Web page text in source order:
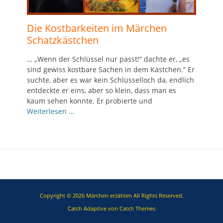
Die Kostbarkeiten im Märchen
Schatzkästchen
… „Wenn der Schlüssel nur passt!“ dachte er, „es
sind gewiss kostbare Sachen in dem Kästchen.“ Er
suchte, aber es war kein Schlüsselloch da, endlich
entdeckte er eins, aber so klein, dass man es
kaum sehen konnte. Er probierte und
Weiterlesen …
Copyright © 2026 Märchen erzählen All Rights Reserved.
Catch Adaptive von Catch Themes